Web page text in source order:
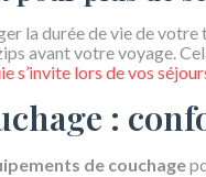
la durée de vie de
avant votre voyage.
s’invite lors de vos
:
de couchage